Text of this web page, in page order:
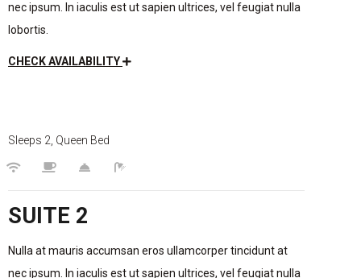
nec ipsum. In iaculis est ut sapien ultrices, vel feugiat nulla
lobortis.
CHECK AVAILABILITY
Sleeps 2, Queen Bed
SUITE 2
Nulla at mauris accumsan eros ullamcorper tincidunt at
nec ipsum. In iaculis est ut sapien ultrices, vel feugiat nulla